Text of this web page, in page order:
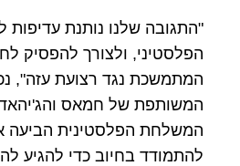
"התגובה שלנו נותנת עדיפות
הפלסטיני, ולצורך להפסיק
המתמשכת נגד רצועת עזה",
המשותפת של חמאס
המשלחת הפלסטינית הביעה
להתמודד בחיוב כדי להגיע